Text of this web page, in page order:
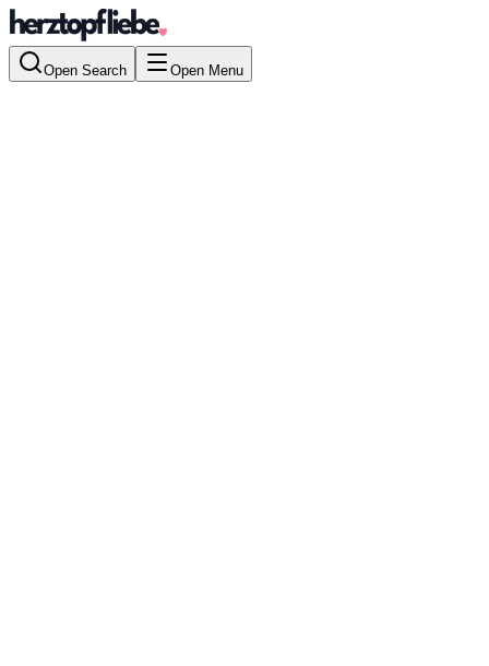
Open Search Open Menu